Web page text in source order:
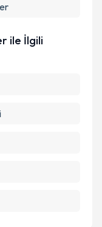
ile İlgili